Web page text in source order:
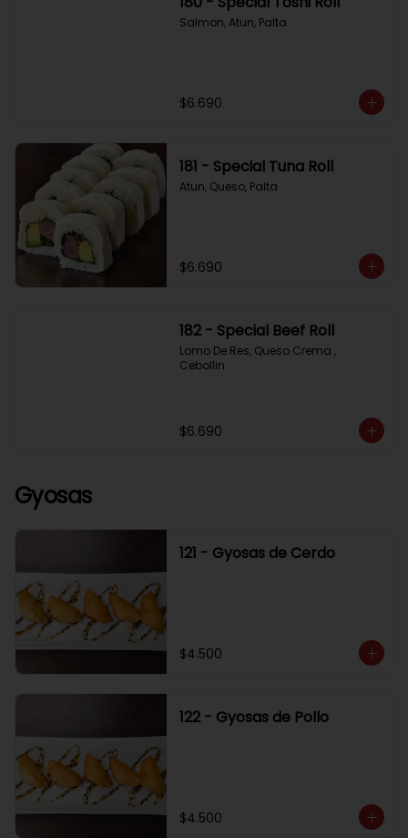
Salmon, Atun, Palta
$6.690
181 - Special Tuna Roll
Atun, Queso, Palta
$6.690
182 - Special Beef Roll
Lomo De Res, Queso Crema ,
Cebollin
$6.690
Gyosas
121 - Gyosas de Cerdo
$4.500
122 - Gyosas de Pollo
$4.500